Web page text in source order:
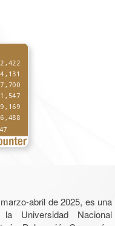
abril de 2025, es una
Universidad Nacional